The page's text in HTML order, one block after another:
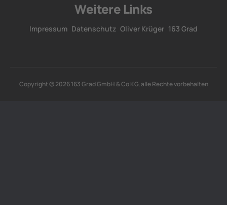
Weitere Links
Impressum Datenschutz Oliver Krüger 163 Grad
Copyright © 2026 163 Grad GmbH & Co KG, alle Rechte vorbehalten